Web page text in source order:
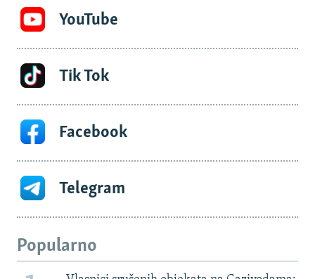
YouTube
Tik Tok
Facebook
Telegram
Popularno